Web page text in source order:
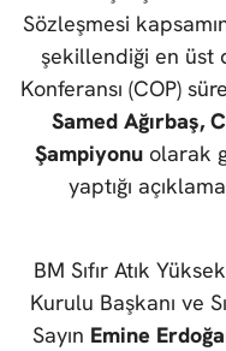
Sözleşmesi
şekillendiği en üst
Konferansı (COP)
Samed Ağırbaş,
Şampiyonu olarak
yaptığı
BM Sıfır Atık
Kurulu Başkanı ve
Sayın Emine